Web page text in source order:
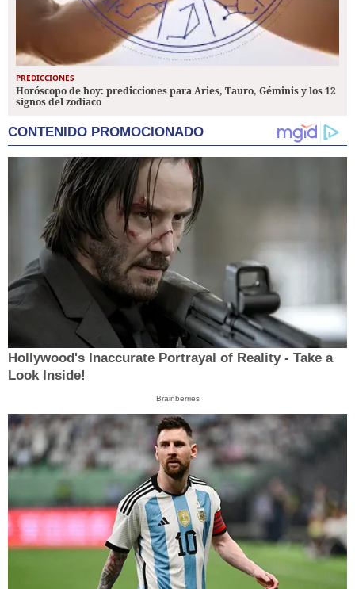
PREDICCIONES
Horóscopo de hoy: predicciones para Aries, Tauro, Géminis y los 12
signos del zodiaco
CONTENIDO PROMOCIONADO
Hollywood's Inaccurate Portrayal of Reality - Take a
Look Inside!
Brainberries